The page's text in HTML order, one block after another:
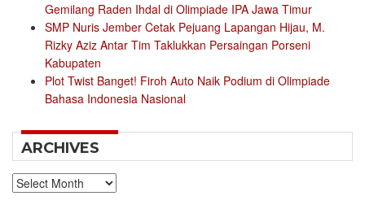
Gemilang Raden Ihdal di Olimpiade IPA Jawa Timur
SMP Nuris Jember Cetak Pejuang Lapangan Hijau, M.
Rizky Aziz Antar Tim Taklukkan Persaingan Porseni
Kabupaten
Plot Twist Banget! Firoh Auto Naik Podium di Olimpiade
Bahasa Indonesia Nasional
ARCHIVES
Archives